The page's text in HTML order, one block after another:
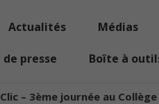
Actualités Médias
presse Boîte à
– 3ème journée au